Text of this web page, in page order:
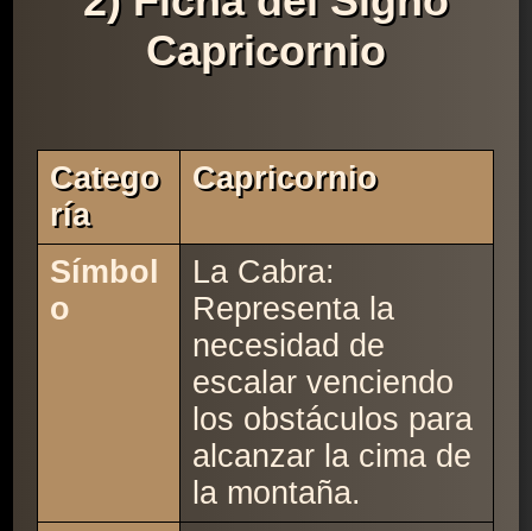
Capricornio
Catego
Ría
Capricornio
Símbol
o
La Cabra:
Representa la
necesidad de
escalar venciendo
los obstáculos para
alcanzar la cima de
la montaña.